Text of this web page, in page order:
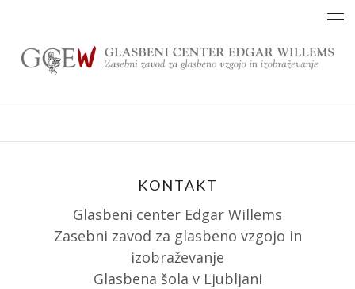
content
KONTAKT
Glasbeni center Edgar Willems
Zasebni zavod za glasbeno vzgojo in
izobraževanje
Glasbena šola v Ljubljani